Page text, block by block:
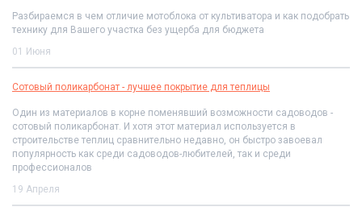
Разбираемся в чем отличие мотоблока от культиватора и как подобрать
технику для Вашего участка без ущерба для бюджета
01 Июня
Сотовый поликарбонат - лучшее покрытие для теплицы
Один из материалов в корне поменявший возможности садоводов -
сотовый поликарбонат. И хотя этот материал используется в
строительстве теплиц сравнительно недавно, он быстро завоевал
популярность как среди садоводов-любителей, так и среди
профессионалов
19 Апреля